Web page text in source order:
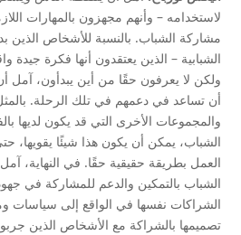
لاستخدامه – وأنهم مجهزون بالمهارات
مشاركة الشباب. بالنسبة للأشخاص الذين
الشبابية – الذين يعتقدون أنها فكرة جيدة
ولكن لا يعرفون حقًا من أين يبدأون، آمل
أن تساعد في دعمهم في تلك الرحلة.
والمجموعات الأخرى التي قد يكون لديها
الشباب، يمكن أن يكون هذا شيئًا يقويها،
العمل بطريقة حقيقية حقًا. في النهاية،
الشباب بالتمكين والدعم للمشاركة في
الشراكات نفسها في الواقع إلى سياسات
تصميمها بالشراكة مع الأشخاص الذين